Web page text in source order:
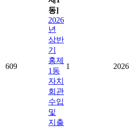
609
동]
2026
년
상반
기
홍제
1동
자치
회관
수입
및
지출
1